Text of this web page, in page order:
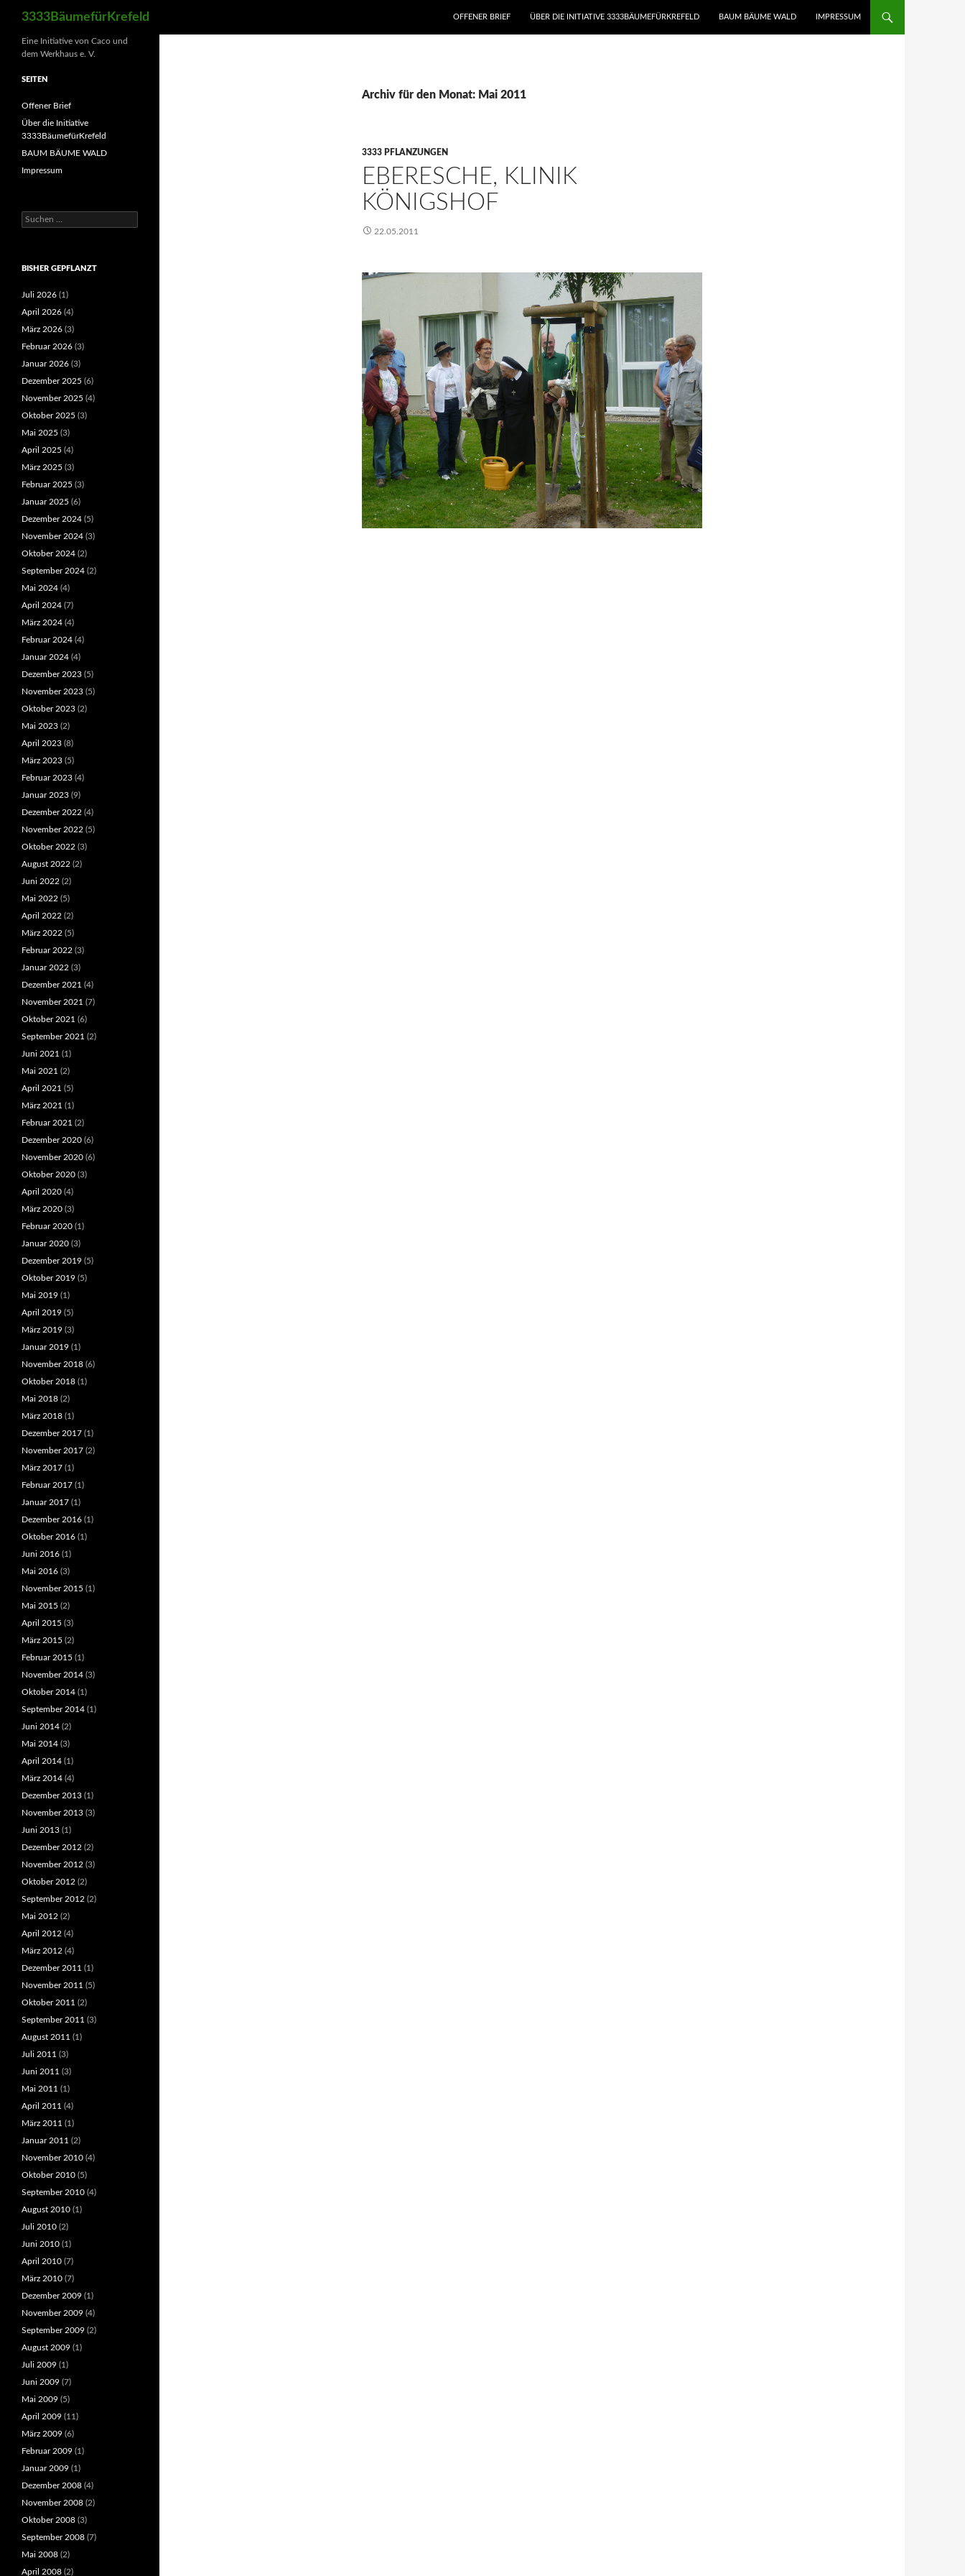
3333BäumefürKrefeld
OFFENER BRIEF
ÜBER DIE INITIATIVE 3333BÄUMEFÜRKREFELD BAUM BÄUME WALD IMPRESSUM
Archiv für den Monat: Mai 2011
3333 PFLANZUNGEN
EBERESCHE, KLINIK
KÖNIGSHOF
22.05.2011
Eine Initiative von Caco und
dem Werkhaus e. V.
SEITEN
Offener Brief
Über die Initiative
3333BäumefürKrefeld
BAUM BÄUME WALD
Impressum
Suchen
nach:
BISHER GEPFLANZT
Juli 2026 (1)
April 2026 (4)
März 2026 (3)
Februar 2026 (3)
Januar 2026 (3)
Dezember 2025 (6)
November 2025 (4)
Oktober 2025 (3)
Mai 2025 (3)
April 2025 (4)
März 2025 (3)
Februar 2025 (3)
Januar 2025 (6)
Dezember 2024 (5)
November 2024 (3)
Oktober 2024 (2)
September 2024 (2)
Mai 2024 (4)
April 2024 (7)
März 2024 (4)
Februar 2024 (4)
Januar 2024 (4)
Dezember 2023 (5)
November 2023 (5)
Oktober 2023 (2)
Mai 2023 (2)
April 2023 (8)
März 2023 (5)
Februar 2023 (4)
Januar 2023 (9)
Dezember 2022 (4)
November 2022 (5)
Oktober 2022 (3)
August 2022 (2)
Juni 2022 (2)
Mai 2022 (5)
April 2022 (2)
März 2022 (5)
Februar 2022 (3)
Januar 2022 (3)
Dezember 2021 (4)
November 2021 (7)
Oktober 2021 (6)
September 2021 (2)
Juni 2021 (1)
Mai 2021 (2)
April 2021 (5)
März 2021 (1)
Februar 2021 (2)
Dezember 2020 (6)
November 2020 (6)
Oktober 2020 (3)
April 2020 (4)
März 2020 (3)
Februar 2020 (1)
Januar 2020 (3)
Dezember 2019 (5)
Oktober 2019 (5)
Mai 2019 (1)
April 2019 (5)
März 2019 (3)
Januar 2019 (1)
November 2018 (6)
Oktober 2018 (1)
Mai 2018 (2)
März 2018 (1)
Dezember 2017 (1)
November 2017 (2)
März 2017 (1)
Februar 2017 (1)
Januar 2017 (1)
Dezember 2016 (1)
Oktober 2016 (1)
Juni 2016 (1)
Mai 2016 (3)
November 2015 (1)
Mai 2015 (2)
April 2015 (3)
März 2015 (2)
Februar 2015 (1)
November 2014 (3)
Oktober 2014 (1)
September 2014 (1)
Juni 2014 (2)
Mai 2014 (3)
April 2014 (1)
März 2014 (4)
Dezember 2013 (1)
November 2013 (3)
Juni 2013 (1)
Dezember 2012 (2)
November 2012 (3)
Oktober 2012 (2)
September 2012 (2)
Mai 2012 (2)
April 2012 (4)
März 2012 (4)
Dezember 2011 (1)
November 2011 (5)
Oktober 2011 (2)
September 2011 (3)
August 2011 (1)
Juli 2011 (3)
Juni 2011 (3)
Mai 2011 (1)
April 2011 (4)
März 2011 (1)
Januar 2011 (2)
November 2010 (4)
Oktober 2010 (5)
September 2010 (4)
August 2010 (1)
Juli 2010 (2)
Juni 2010 (1)
April 2010 (7)
März 2010 (7)
Dezember 2009 (1)
November 2009 (4)
September 2009 (2)
August 2009 (1)
Juli 2009 (1)
Juni 2009 (7)
Mai 2009 (5)
April 2009 (11)
März 2009 (6)
Februar 2009 (1)
Januar 2009 (1)
Dezember 2008 (4)
November 2008 (2)
Oktober 2008 (3)
September 2008 (7)
Mai 2008 (2)
April 2008 (2)